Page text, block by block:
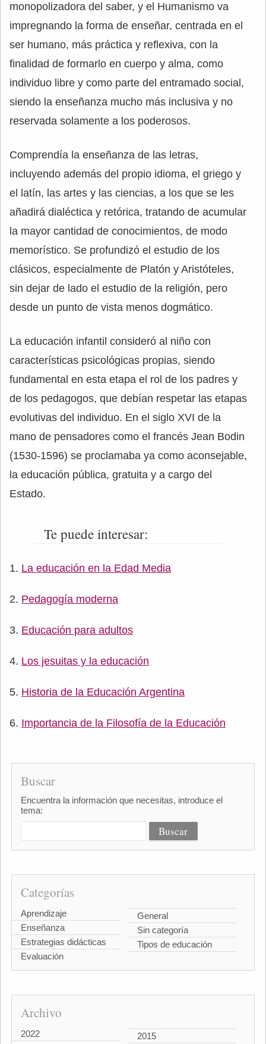
monopolizadora del saber, y el Humanismo va
impregnando la forma de enseñar, centrada en el
ser humano, más práctica y reflexiva, con la
finalidad de formarlo en cuerpo y alma, como
individuo libre y como parte del entramado social,
siendo la enseñanza mucho más inclusiva y no
reservada solamente a los poderosos.
Comprendía la enseñanza de las letras,
incluyendo además del propio idioma, el griego y
el latín, las artes y las ciencias, a los que se les
añadirá dialéctica y retórica, tratando de acumular
la mayor cantidad de conocimientos, de modo
memorístico. Se profundizó el estudio de los
clásicos, especialmente de Platón y Aristóteles,
sin dejar de lado el estudio de la religión, pero
desde un punto de vista menos dogmático.
La educación infantil consideró al niño con
características psicológicas propias, siendo
fundamental en esta etapa el rol de los padres y
de los pedagogos, que debían respetar las etapas
evolutivas del individuo. En el siglo XVI de la
mano de pensadores como el francés Jean Bodin
(1530-1596) se proclamaba ya como aconsejable,
la educación pública, gratuita y a cargo del
Estado.
Te puede interesar:
La educación en la Edad Media
Pedagogía moderna
Educación para adultos
Los jesuitas y la educación
Historia de la Educación Argentina
Importancia de la Filosofía de la Educación
Buscar
Encuentra la información que necesitas, introduce el
tema:
Categorías
Aprendizaje
Enseñanza
Estrategias didácticas
Evaluación
General
Sin categoría
Tipos de educación
Archivo
2022
2015